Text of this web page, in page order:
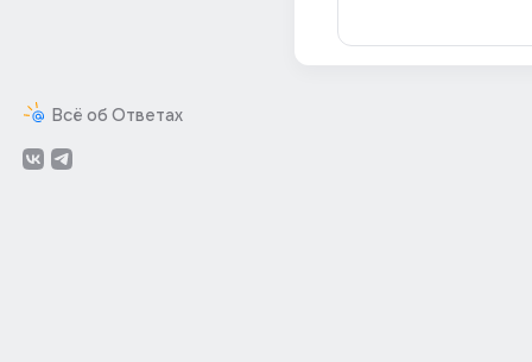
Всё об Ответах